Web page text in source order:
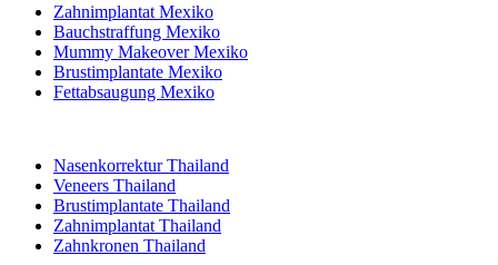
Zahnimplantat Mexiko
Bauchstraffung Mexiko
Mummy Makeover Mexiko
Brustimplantate Mexiko
Fettabsaugung Mexiko
Nasenkorrektur Thailand
Veneers Thailand
Brustimplantate Thailand
Zahnimplantat Thailand
Zahnkronen Thailand